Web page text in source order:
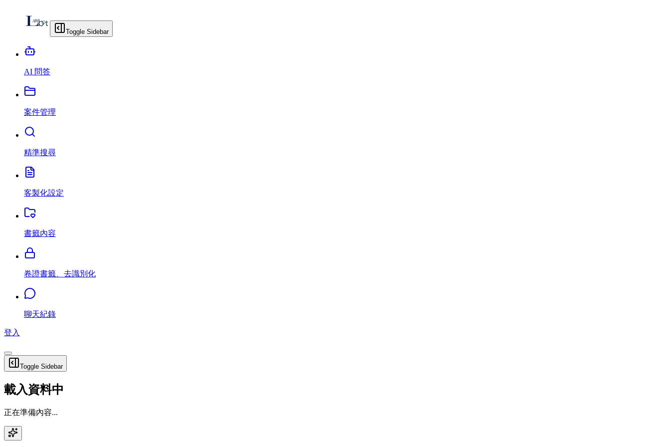
Toggle Sidebar
AI 問答
案件管理
精準搜尋
客製化設定
書籤內容
卷證書籤、去識別化
聊天紀錄
登入
Toggle Sidebar
載入資料中
正在準備內容...